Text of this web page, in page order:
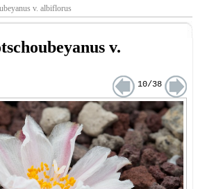
v. albiflorus
v.
10/38